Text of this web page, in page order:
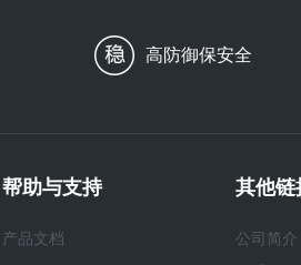
高防御保安全
帮助与支持
产品文档
其他链
公司简介